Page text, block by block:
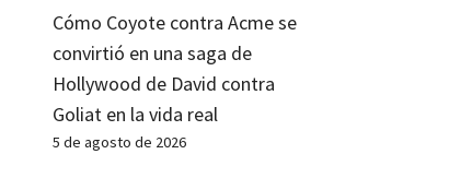
Cómo Coyote contra Acme se
convirtió en una saga de
Hollywood de David contra
Goliat en la vida real
5 de agosto de 2026